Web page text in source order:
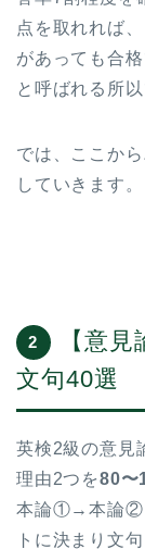
点を取れれば
があっても合
と呼ばれる所以
では、ここか
していきます。
2
【意
文句40選
英検2級の意見
理由2つを80〜
本論①→本論②→
トに決まり文